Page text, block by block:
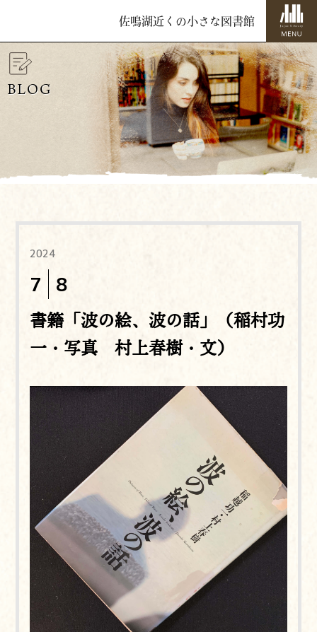
佐鳴湖近くの小さな図書館
BLOG
2024
7 8
書籍「波の絵、波の話」（稲村功
一・写真 村上春樹・文）